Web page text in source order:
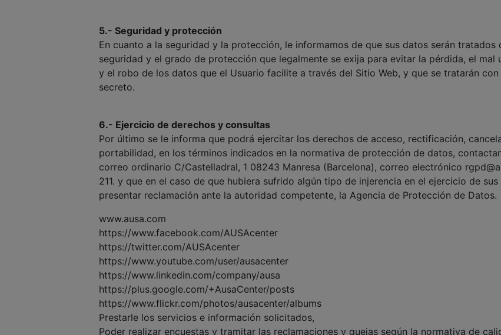
5.- Seguridad y protección
En cuanto a la seguridad y la protección, le informamos de que sus datos serán
seguridad y el grado de protección que legalmente se exija para evitar la pérdida, el
y el robo de los datos que el Usuario facilite a través del Sitio Web, y que se tratarán
secreto.
6.- Ejercicio de derechos y consultas
Por último se le informa que podrá ejercitar los derechos de acceso, rectificación,
portabilidad, en los términos indicados en la normativa de protección de datos,
correo ordinario C/Castelladral, 1 08243 Manresa (Barcelona), correo electrónico
211. y que en el caso de que hubiera sufrido algún tipo de injerencia en el ejercicio de
presentar reclamación ante la autoridad competente, la Agencia de Protección de Datos.
www.ausa.com
https://www.facebook.com/AUSAcenter
https://twitter.com/AUSAcenter
https://www.youtube.com/user/ausacenter
https://www.linkedin.com/company/ausa
https://plus.google.com/+AusaCenter/posts
https://www.flickr.com/photos/ausacenter/albums
Prestarle los servicios e información solicitados,
Poder realizar encuestas y tramitar las reclamaciones y quejas según la normativa de